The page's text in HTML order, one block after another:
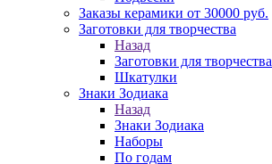
Заказы керамики от 30000 руб.
Заготовки для творчества
Назад
Заготовки для творчества
Шкатулки
Знаки Зодиака
Назад
Знаки Зодиака
Наборы
По годам